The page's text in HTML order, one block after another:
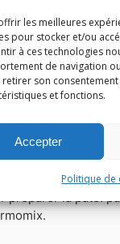
les meilleures
pour stocker et/ou
à ces technologies
de navigation
retirer son
et fonctions.
Accepter
Politique de
étaler la pâte sur
pièce et les
(ou couvertes
des sablés
grille avant de
la pâte: